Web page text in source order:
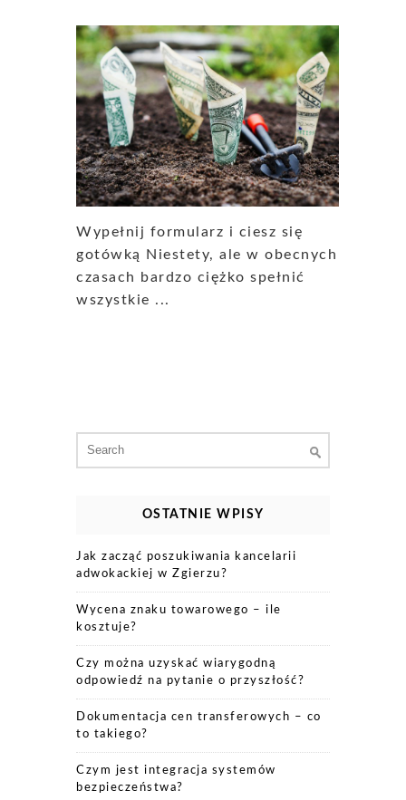
Wypełnij formularz i ciesz się
gotówką Niestety, ale w obecnych
czasach bardzo ciężko spełnić
wszystkie ...
for:
OSTATNIE WPISY
Jak zacząć poszukiwania kancelarii
adwokackiej w Zgierzu?
Wycena znaku towarowego – ile
kosztuje?
Czy można uzyskać wiarygodną
odpowiedź na pytanie o przyszłość?
Dokumentacja cen transferowych – co
to takiego?
Czym jest integracja systemów
bezpieczeństwa?